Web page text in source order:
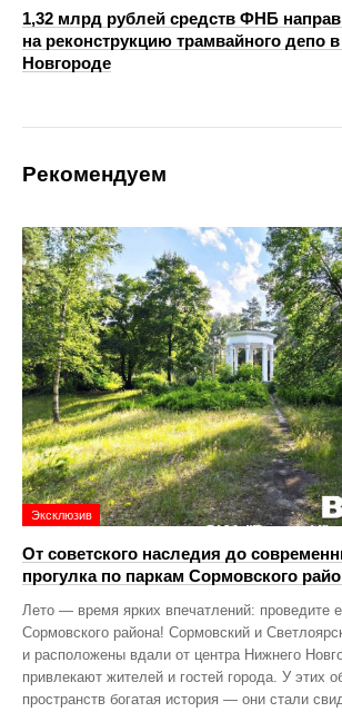
1,32 млрд рублей средств ФНБ
на реконструкцию трамвайного депо
Новгороде
Рекомендуем
Эксклюзив
От советского наследия до
прогулка по паркам Сормовского
Лето — время ярких впечатлений: проведите
Сормовского района! Сормовский и
и расположены вдали от центра Нижнего
привлекают жителей и гостей города. У этих
пространств богатая история — они стали